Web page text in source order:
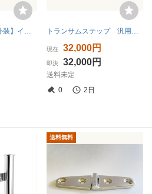
現在 32,000円
即決 32,000円
送料未定
0
2日
送料無料